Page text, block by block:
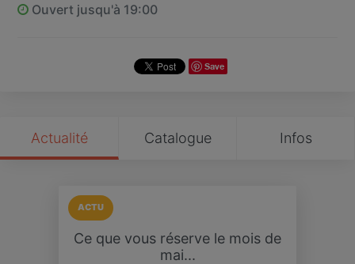
Ouvert jusqu'à 19:00
Save
Actualité Catalogue Infos
ACTU
Ce que vous réserve le mois de
mai...